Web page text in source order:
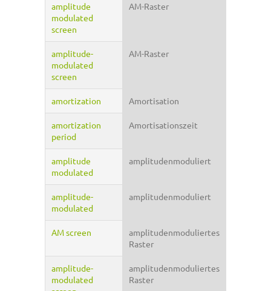
amplitude
modulated
screen
AM-Raster
amplitude-
modulated
screen
AM-Raster
amortization Amortisation
amortization
period
Amortisationszeit
amplitude
modulated
amplitudenmoduliert
amplitude-
modulated
amplitudenmoduliert
AM screen
amplitudenmoduliertes
Raster
amplitude-
modulated
amplitudenmoduliertes
Raster